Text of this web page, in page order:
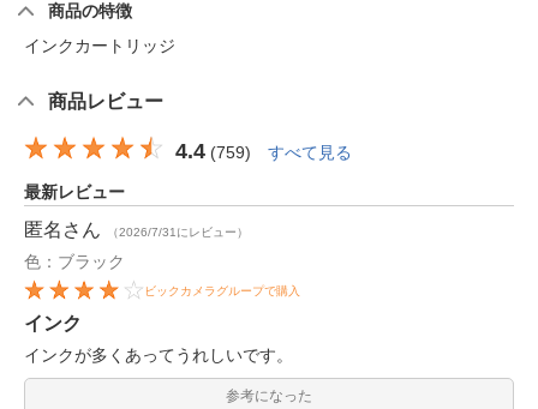
商品の特徴
インクカートリッジ
商品レビュー
4.4 (759) すべて見る
最新レビュー
匿名 さん （2026/7/31にレビュー）
色：ブラック
ビックカメラグループで購入
インク
インクが多くあってうれしいです。
参考になった